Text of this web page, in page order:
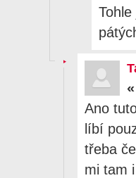
«
Ano
líbí
třeba
mi tam